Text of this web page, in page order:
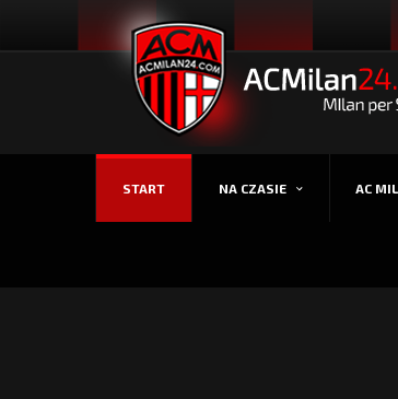
START NA CZASIE AC